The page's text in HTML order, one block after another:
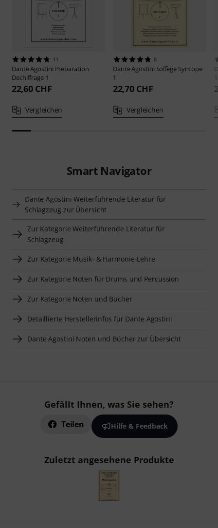
11
Dante Agostini Preparation
Dechiffrage 1
22,60 CHF
Vergleichen
8
Dante Agostini Solfège Syncope
1
22,70 CHF
Vergleichen
Smart Navigator
Dante Agostini Weiterführende Literatur für
Schlagzeug zur Übersicht
Zur Kategorie Weiterführende Literatur für
Schlagzeug
Zur Kategorie Musik- & Harmonie-Lehre
Zur Kategorie Noten für Drums und Percussion
Zur Kategorie Noten und Bücher
Detaillierte Herstellerinfos für Dante Agostini
Dante Agostini Noten und Bücher zur Übersicht
Gefällt Ihnen, was Sie sehen?
Teilen Hilfe & Feedback
Zuletzt angesehene Produkte